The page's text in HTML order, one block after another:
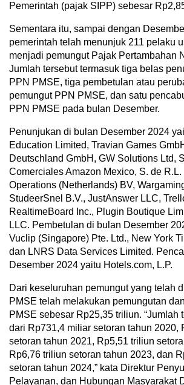
Pemerintah (pajak SIPP) sebesar
Sementara itu, sampai dengan
pemerintah telah menunjuk 211 pelaku
menjadi pemungut Pajak Pertambahan
Jumlah tersebut termasuk tiga belas
PPN PMSE, tiga pembetulan atau
pemungut PPN PMSE, dan satu
PPN PMSE pada bulan Desember.
Penunjukan di bulan Desember 2024
Education Limited, Travian Games
Deutschland GmbH, GW Solutions Ltd,
Comerciales Amazon Mexico, S. de R.L.
Operations (Netherlands) BV,
StudeerSnel B.V., JustAnswer LLC,
RealtimeBoard Inc., Plugin Boutique
LLC. Pembetulan di bulan Desember
Vuclip (Singapore) Pte. Ltd., New York
dan LNRS Data Services Limited.
Desember 2024 yaitu Hotels.com, L.P.
Dari keseluruhan pemungut yang telah
PMSE telah melakukan pemungutan
PMSE sebesar Rp25,35 triliun. “Jumlah
dari Rp731,4 miliar setoran tahun 2020,
setoran tahun 2021, Rp5,51 triliun
Rp6,76 triliun setoran tahun 2023, dan
setoran tahun 2024,” kata Direktur
Pelayanan, dan Hubungan Masyarakat